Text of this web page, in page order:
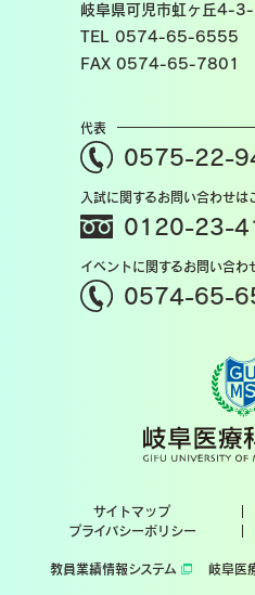
岐阜県可児市虹ヶ丘4-
TEL 0574-65-6555
FAX 0574-65-7801
代表
0575-22-
入試に関するお問い合わせは
0120-23-
イベントに関するお問い合わ
0574-65-
サイトマップ
プライバシーポリシー
教員業績情報システム 岐阜医